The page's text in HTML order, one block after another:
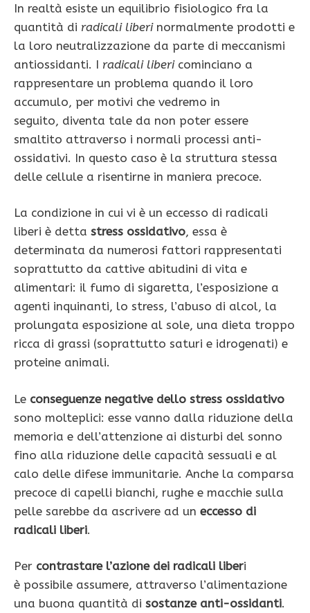
In realtà esiste un equilibrio fisiologico fra la
quantità di radicali liberinormalmente prodotti e
la loro neutralizzazione da parte di meccanismi
antiossidanti. I radicali libericominciano a
rappresentare un problema quando il loro
accumulo, per motivi che vedremo in
seguito, diventa tale da non poter essere
smaltito attraverso i normali processi anti-
ossidativi. In questo caso è la struttura stessa
delle cellule a risentirne in maniera precoce.
La condizione in cui vi è un eccesso di radicali
liberi è detta stress ossidativo, essa è
determinata da numerosi fattori rappresentati
soprattutto da cattive abitudini di vita e
alimentari: il fumo di sigaretta, l’esposizione a
agenti inquinanti, lo stress, l’abuso di alcol, la
prolungata esposizione al sole, una dieta troppo
ricca di grassi (soprattutto saturi e idrogenati) e
proteine animali.
Le conseguenze negative dello stress ossidativo
sono molteplici: esse vanno dalla riduzione della
memoria e dell’attenzione ai disturbi del sonno
fino alla riduzione delle capacità sessuali e al
calo delle difese immunitarie. Anche la comparsa
precoce di capelli bianchi, rughe e macchie sulla
pelle sarebbe da ascrivere ad un eccesso di
radicali liberi.
Per contrastare l’azione dei radicali liberi
è possibile assumere, attraverso l’alimentazione
una buona quantità di sostanze anti-ossidanti.